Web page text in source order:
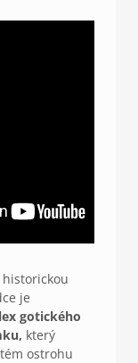
je
gotického
který
ostrohu